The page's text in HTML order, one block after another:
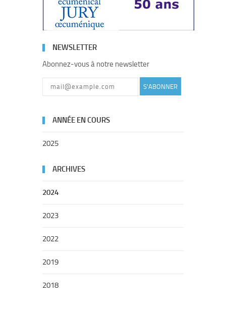
NEWSLETTER
Abonnez-vous à notre newsletter
S'ABONNER
ANNÉE EN COURS
2025
ARCHIVES
2024
2023
2022
2019
2018